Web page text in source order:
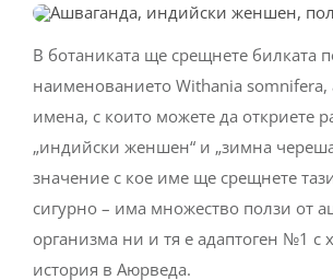
В ботаниката ще срещнете билката
наименованието Withania somnifera,
имена, с които можете да откриете
„индийски женшен“ и „зимна
значение с кое име ще срещнете
сигурно – има множество ползи от
организма ни и тя е адаптоген №1 с
история в Аюрведа.